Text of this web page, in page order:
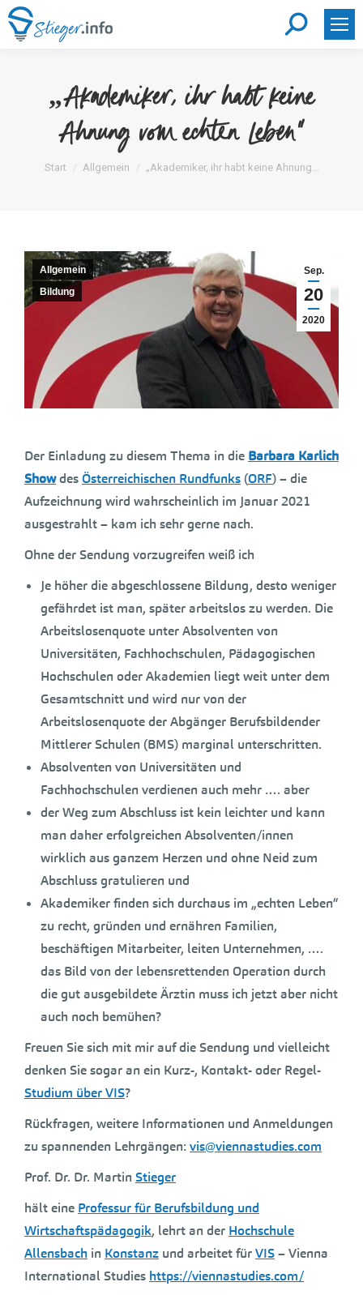
Search:
„Akademiker, ihr habt keine
Ahnung vom echten Leben“
Sie befinden sich hier:
Start Allgemein „Akademiker, ihr habt keine Ahnung…
Sep.
20
2020
Allgemein
Bildung
Der Einladung zu diesem Thema in die Barbara Karlich
ShowdesÖsterreichischen Rundfunks (ORF) – die
Aufzeichnung wird wahrscheinlich im Januar 2021
ausgestrahlt – kam ich sehr gerne nach.
Ohne der Sendung vorzugreifen weiß ich
Je höher die abgeschlossene Bildung, desto weniger
gefährdet ist man, später arbeitslos zu werden. Die
Arbeitslosenquote unter Absolventen von
Universitäten, Fachhochschulen, Pädagogischen
Hochschulen oder Akademien liegt weit unter dem
Gesamtschnitt und wird nur von der
Arbeitslosenquote der Abgänger Berufsbildender
Mittlerer Schulen (BMS) marginal unterschritten.
Absolventen von Universitäten und
Fachhochschulen verdienen auch mehr …. aber
der Weg zum Abschluss ist kein leichter und kann
man daher erfolgreichen Absolventen/innen
wirklich aus ganzem Herzen und ohne Neid zum
Abschluss gratulieren und
Akademiker finden sich durchaus im „echten Leben“
zu recht, gründen und ernähren Familien,
beschäftigen Mitarbeiter, leiten Unternehmen, ….
das Bild von der lebensrettenden Operation durch
die gut ausgebildete Ärztin muss ich jetzt aber nicht
auch noch bemühen?
Freuen Sie sich mit mir auf die Sendung und vielleicht
denken Sie sogar an ein Kurz-, Kontakt- oder Regel-
Studium über VIS?
Rückfragen, weitere Informationen und Anmeldungen
zu spannenden Lehrgängen:vis@viennastudies.com
Prof. Dr. Dr. Martin Stieger
hält eine Professur für Berufsbildung und
Wirtschaftspädagogik, lehrt an der Hochschule
Allensbach in Konstanz und arbeitet fürVIS– Vienna
International Studies https://viennastudies.com/